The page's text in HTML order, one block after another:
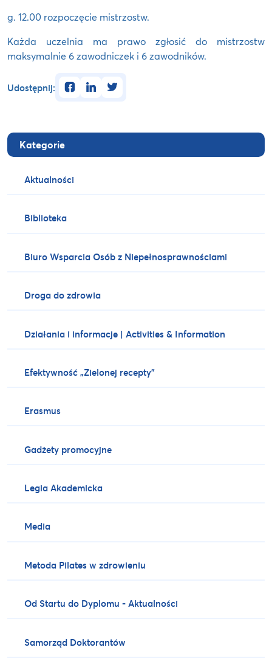
Kategorie
Aktualności
Biblioteka
Biuro Wsparcia Osób z Niepełnosprawnościami
Droga do zdrowia
Działania i informacje | Activities & Information
Efektywność „Zielonej recepty”
Erasmus
Gadżety promocyjne
Legia Akademicka
Media
Metoda Pilates w zdrowieniu
Od Startu do Dyplomu - Aktualności
Samorząd Doktorantów
g. 12.00 rozpoczęcie mistrzostw.
Każda uczelnia ma prawo zgłosić do mistrzostw
maksymalnie 6 zawodniczek i 6 zawodników.
Udostępnij: facebooklinkedintwitter